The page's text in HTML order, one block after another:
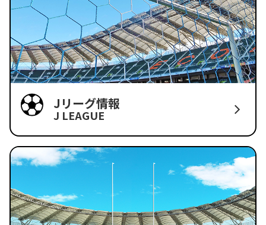
Jリーグ情報
J LEAGUE